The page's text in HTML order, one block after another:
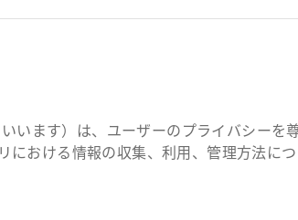
います）は、ユーザーのプライバシーを
おける情報の収集、利用、管理方法につ